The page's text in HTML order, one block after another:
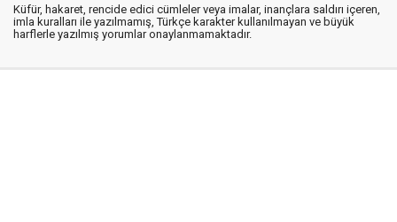
Küfür, hakaret, rencide edici cümleler veya imalar, inançlara saldırı içeren,
imla kuralları ile yazılmamış, Türkçe karakter kullanılmayan ve büyük
harflerle yazılmış yorumlar onaylanmamaktadır.